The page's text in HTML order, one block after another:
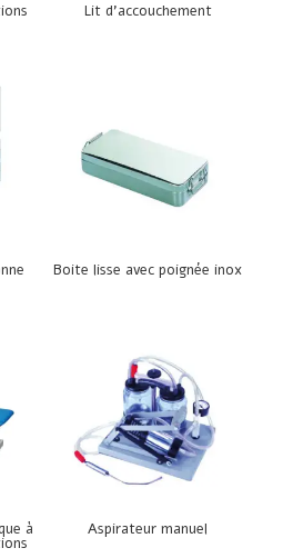
Lit d’accouchement
Boite lisse avec poignée inox
à Aspirateur manuel